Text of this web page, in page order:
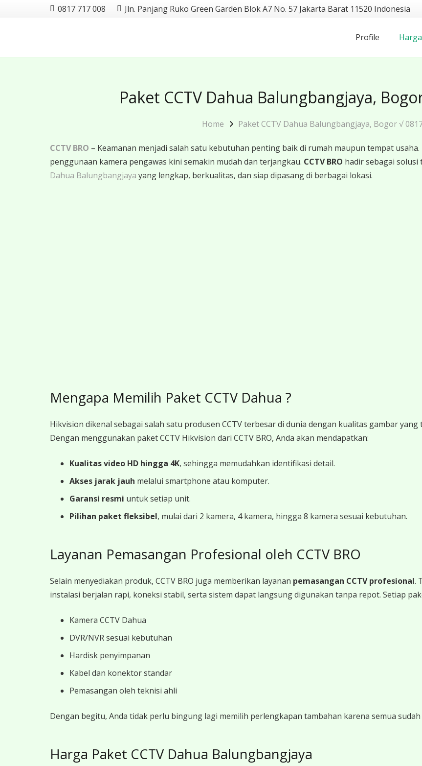
0817 717 008 Jln. Panjang Ruko Green Garden Blok A7 No. 57 Jakarta Barat 11520 Indonesia
Profile Harga
Paket CCTV Dahua Balungbangjaya,
Home Paket CCTV Dahua Balungbangjaya, Bogor √
CCTV BRO – Keamanan menjadi salah satu kebutuhan penting baik di rumah maupun tempat
penggunaan kamera pengawas kini semakin mudah dan terjangkau. CCTV BRO hadir sebagai solusi
Dahua Balungbangjaya yang lengkap, berkualitas, dan siap dipasang di berbagai lokasi.
Mengapa Memilih Paket CCTV Dahua ?
Hikvision dikenal sebagai salah satu produsen CCTV terbesar di dunia dengan kualitas gambar
Dengan menggunakan paket CCTV Hikvision dari CCTV BRO, Anda akan mendapatkan:
Kualitas video HD hingga 4K, sehingga memudahkan identifikasi detail.
Akses jarak jauh melalui smartphone atau komputer.
Garansi resmi untuk setiap unit.
Pilihan paket fleksibel, mulai dari 2 kamera, 4 kamera, hingga 8 kamera sesuai kebutuhan.
Layanan Pemasangan Profesional oleh CCTV BRO
Selain menyediakan produk, CCTV BRO juga memberikan layanan pemasangan CCTV profesional.
instalasi berjalan rapi, koneksi stabil, serta sistem dapat langsung digunakan tanpa repot. Setiap
Kamera CCTV Dahua
DVR/NVR sesuai kebutuhan
Hardisk penyimpanan
Kabel dan konektor standar
Pemasangan oleh teknisi ahli
Dengan begitu, Anda tidak perlu bingung lagi memilih perlengkapan tambahan karena semua
Harga Paket CCTV Dahua Balungbangjaya